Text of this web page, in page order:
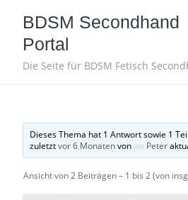
content
BDSM Secondhand
Portal
Die Seite für BDSM Fetisch
Dieses Thema hat 1 Antwort sowie 1
zuletztvor 6 Monatenvon Peter
Ansicht von 2 Beiträgen – 1 bis 2 (von